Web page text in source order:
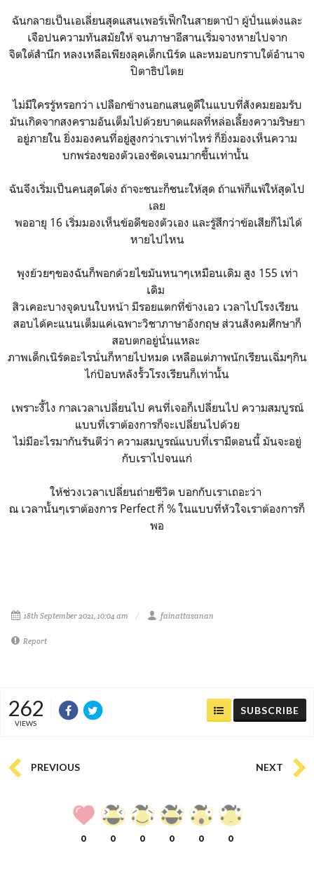
ฉันกลายเป็นเอเลี่ยนสุดแสนเพอร์เฟ็กในสายตาป้า ผู้ปั่นแต่งและ
เจือปนความทันสมัยให้ จนภาษาอีสานเริ่มจางหายไปจาก
จิตใต้สำนึก หลงเหลือเพียงลุคเด็กเนิร์ด และหมอบกราบใต้อำนาจ
ปิตาธิปไตย
ไม่มีใครรู้หรอกว่า เปลือกข้างนอกแสนดูดีในแบบที่สังคมยอมรับ
มันเกิดจากสงครามอันเต็มไปด้วยบาดแผลที่หล่อเลี้ยงความริษยา
อยู่ภายใน ยิ่งมองคนที่อยู่สูงกว่าเราเท่าไหร่ ก็ยิ่งมองเห็นความ
บกพร่องของตัวเองชัดเจนมากขึ้นเท่านั้น
ฉันจึงเริ่มเป็นคนสุดโต่ง ถ้าจะชนะก็ชนะให้สุด ถ้าแพ้ก็แพ้ให้สุดไป
เลย
พออายุ 16 เริ่มมองเห็นข้อดีของตัวเอง และรู้สึกว่าข้อเสียก็ไม่ได้
หายไปไหน
พุงย้วยๆของฉันก็พอกด้วยไขมันหนาๆเหมือนเดิม สูง 155 เท่า
เดิม
สิวเคอะบางจุดบนใบหน้า มีรอยแตกที่ข้างเอว เวลาไปโรงเรียน
สอบได้คะแนนเต็มแค่เฉพาะวิชาภาษาอังกฤษ ส่วนสังคมศึกษาก็
สอบตกอยู่นั่นแหละ
ภาพเด็กเนิร์ดอะไรนั่นก็หายไปหมด เหลือแต่ภาพนักเรียนเฉิ่มๆกิน
ไก่ป๊อบหลังรั้วโรงเรียนก็เท่านั้น
เพราะงี้ไง กาลเวลาเปลี่ยนไป คนที่เจอก็เปลี่ยนไป ความสมบูรณ์
แบบที่เราต้องการก็จะเปลี่ยนไปด้วย
ไม่มีอะไรมากันรันตีว่า ความสมบูรณ์แบบที่เรามีตอนนี้ มันจะอยู่
กับเราไปจนแก่
ให้ช่วงเวลาเปลี่ยนถ่ายชีวิต บอกกับเราเถอะว่า
ณ เวลานั้นๆเราต้องการ Perfect กี่ % ในแบบที่หัวใจเราต้องการก็
พอ
18th September 2021, 10:04 am fainattasanan
Report
262
VIEWS
SUBSCRIBE
PREVIOUS NEXT
0 0 0 0 0 0